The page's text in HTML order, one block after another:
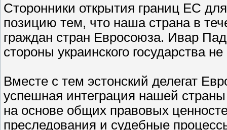
Сторонники открытия границ ЕС
позицию тем, что наша страна в
граждан стран Евросоюза. Ивар
стороны украинского государства
Вместе с тем эстонский делегат
успешная интеграция нашей
на основе общих правовых
преследования и судебные